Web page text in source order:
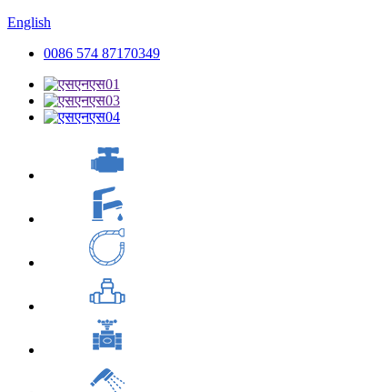
English
0086 574 87170349